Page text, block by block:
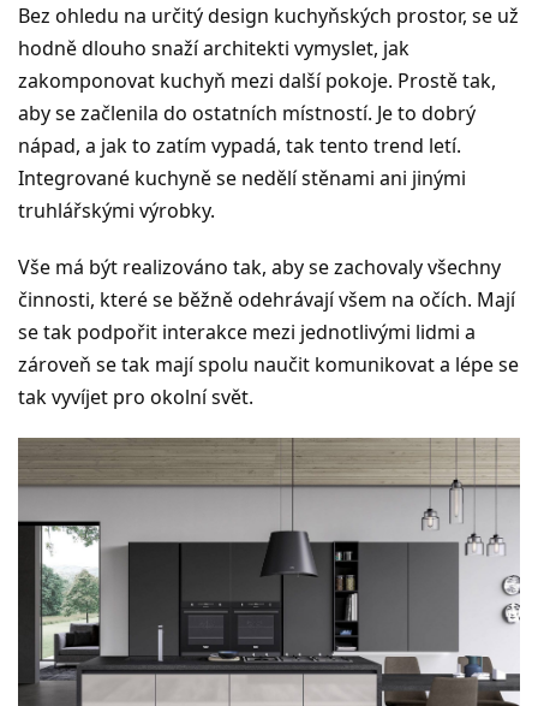
Bez ohledu na určitý design kuchyňských prostor, se už
hodně dlouho snaží architekti vymyslet, jak
zakomponovat kuchyň mezi další pokoje. Prostě tak,
aby se začlenila do ostatních místností. Je to dobrý
nápad, a jak to zatím vypadá, tak tento trend letí.
Integrované kuchyně se nedělí stěnami ani jinými
truhlářskými výrobky.
Vše má být realizováno tak, aby se zachovaly všechny
činnosti, které se běžně odehrávají všem na očích. Mají
se tak podpořit interakce mezi jednotlivými lidmi a
zároveň se tak mají spolu naučit komunikovat a lépe se
tak vyvíjet pro okolní svět.